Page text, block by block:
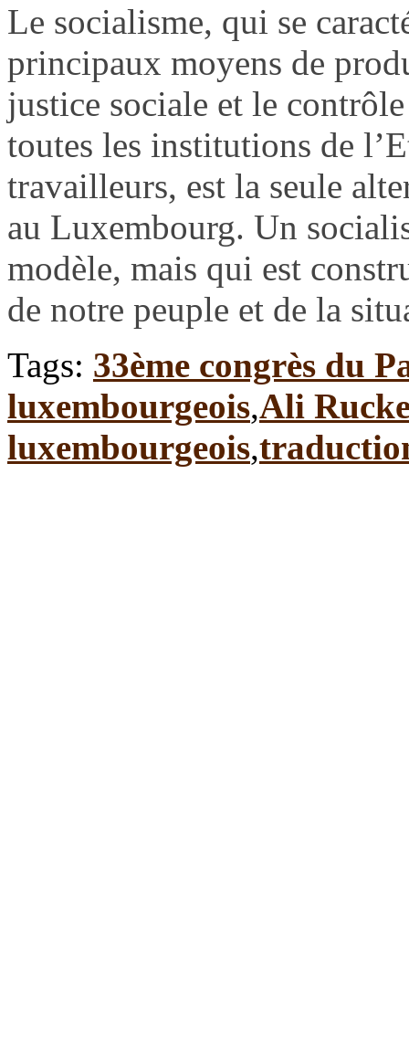
Le socialisme, qui se
principaux moyens de
justice sociale et le
toutes les institutions de
travailleurs, est la seule
au Luxembourg. Un
modèle, mais qui est
de notre peuple et de la
Tags: 33ème congrès du
luxembourgeois,Ali
luxembourgeois,